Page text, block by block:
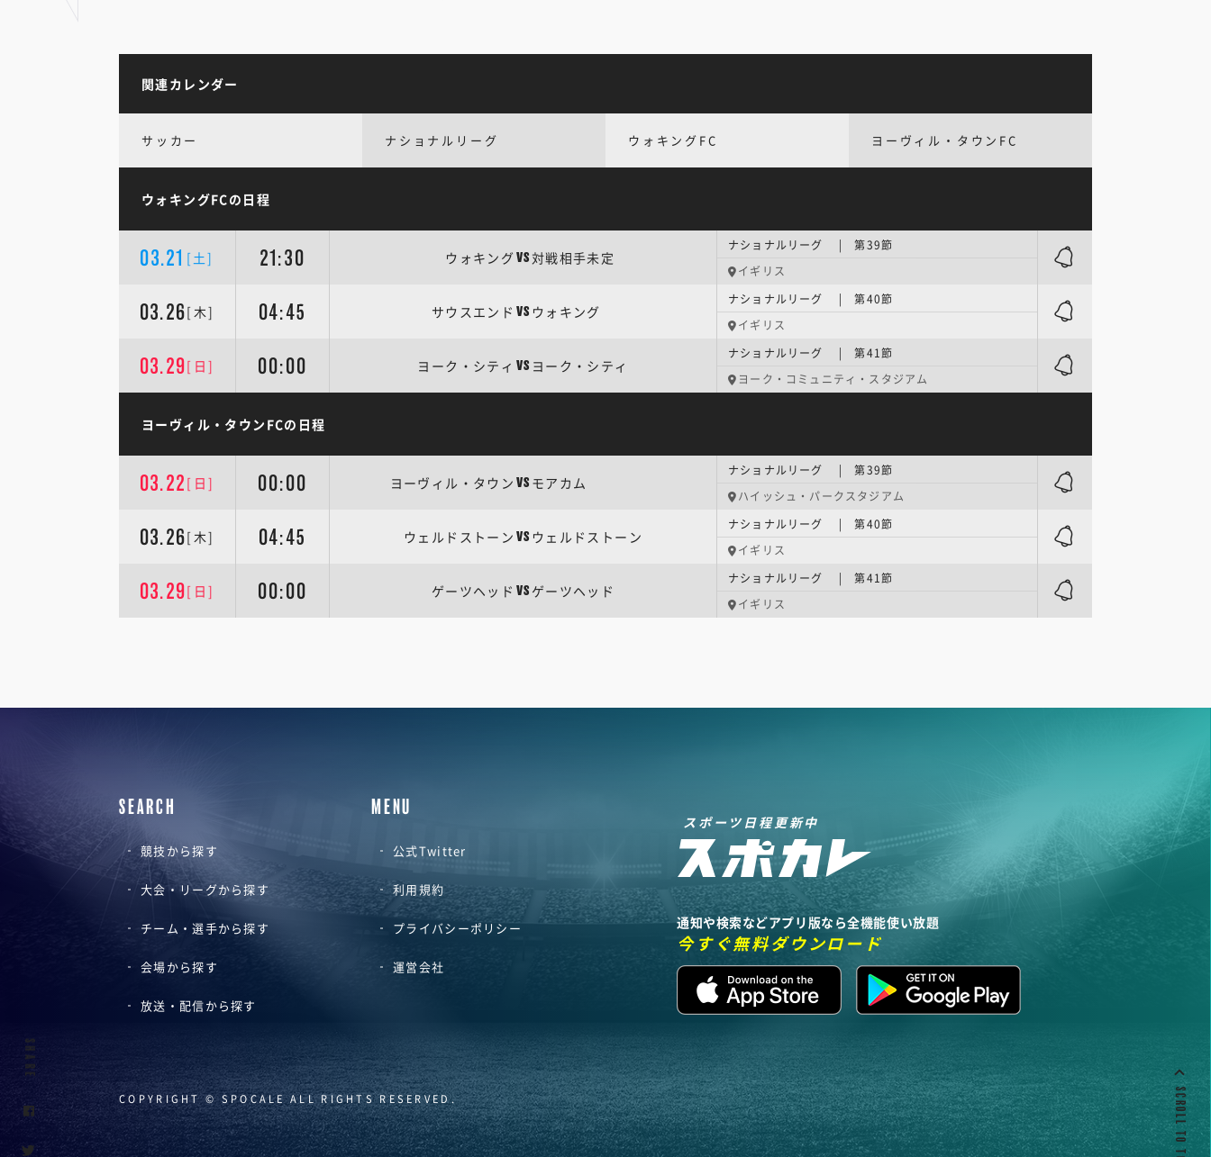
関連カレンダー
サッカー ナショナルリーグ ウォキングFC ヨーヴィル・タウンFC
ウォキングFCの日程
03.21 [土] 21:30 ウォキング VS対戦相手未定
ナショナルリーグ | 第39節
イギリス
03.26[木] 04:45 サウスエンド VS ウォキング
ナショナルリーグ | 第40節
イギリス
03.29[日] 00:00 ヨーク・シティ VS ヨーク・シティ
ナショナルリーグ | 第41節
ヨーク・コミュニティ・スタジアム
ヨーヴィル・タウンFCの日程
03.22 [日] 00:00 ヨーヴィル・タウン VS モアカム
ナショナルリーグ | 第39節
ハイッシュ・パークスタジアム
03.26[木] 04:45 ウェルドストーン VS ウェルドストーン
ナショナルリーグ | 第40節
イギリス
03.29[日] 00:00 ゲーツヘッド VS ゲーツヘッド
ナショナルリーグ | 第41節
イギリス
SEARCH
競技から探す
大会・リーグから探す
チーム・選手から探す
会場から探す
放送・配信から探す
MENU
公式Twitter
利用規約
プライバシーポリシー
運営会社
スポーツ日程更新中
通知や検索などアプリ版なら全機能使い放題
今すぐ無料ダウンロード
COPYRIGHT © SPOCALE ALL RIGHTS RESERVED. SCROLL TO TOP
SHARE